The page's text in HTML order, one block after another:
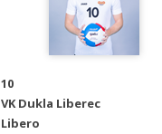
10
VK Dukla Liberec
Libero